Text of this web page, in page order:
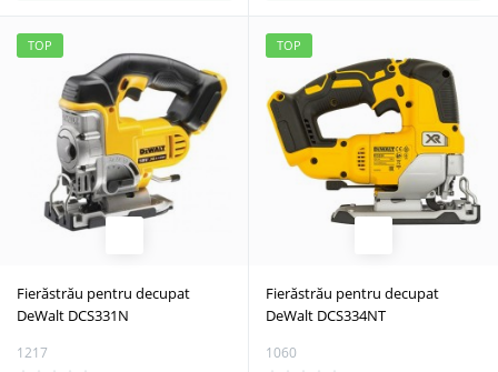
TOP
Fierăstrău pentru decupat
DeWalt DCS331N
1217
TOP
Fierăstrău pentru decupat
DeWalt DCS334NT
1060